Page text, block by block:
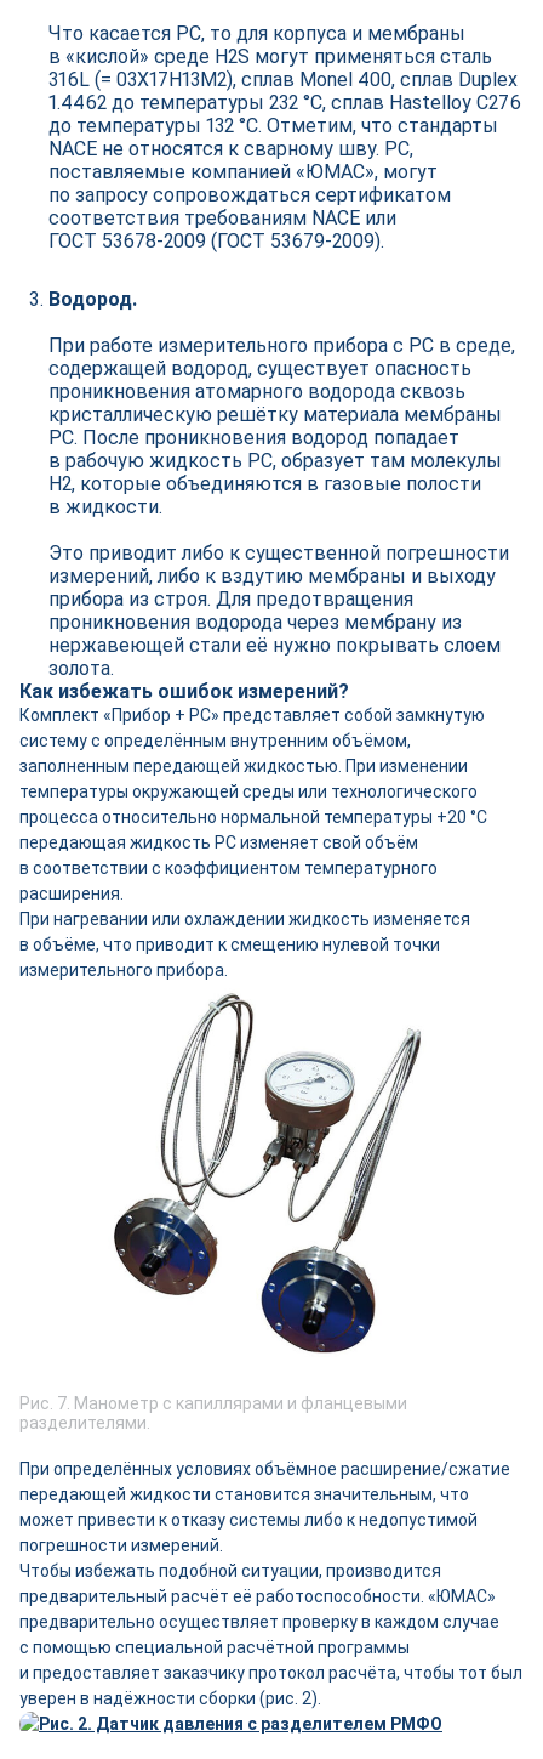
Что касается РС, то для корпуса и мембраны
в «кислой» среде H2S могут применяться сталь
316L (= 03Х17Н13М2), сплав Monel 400, сплав Duplex
1.4462 до температуры 232 °С, сплав Hastelloy C276
до температуры 132 °С. Отметим, что стандарты
NACE не относятся к сварному шву. РС,
поставляемые компанией «ЮМАС», могут
по запросу сопровождаться сертификатом
соответствия требованиям NACE или
ГОСТ 53678‑2009 (ГОСТ 53679‑2009).
Водород.
При работе измерительного прибора с РС в среде,
содержащей водород, существует опасность
проникновения атомарного водорода сквозь
кристаллическую решётку материала мембраны
РС. После проникновения водород попадает
в рабочую жидкость РС, образует там молекулы
H2, которые объединяются в газовые полости
в жидкости.
Это приводит либо к существенной погрешности
измерений, либо к вздутию мембраны и выходу
прибора из строя. Для предотвращения
проникновения водорода через мембрану из
нержавеющей стали её нужно покрывать слоем
золота.
Как избежать ошибок измерений?
Комплект «Прибор + РС» представляет собой замкнутую
систему с определённым внутренним объёмом,
заполненным передающей жидкостью. При изменении
температуры окружающей среды или технологического
процесса относительно нормальной температуры +20 °C
передающая жидкость РС изменяет свой объём
в соответствии с коэффициентом температурного
расширения.
При нагревании или охлаждении жидкость изменяется
в объёме, что приводит к смещению нулевой точки
измерительного прибора.
Рис. 7. Манометр с капиллярами и фланцевыми
разделителями.
При определённых условиях объёмное расширение/сжатие
передающей жидкости становится значительным, что
может привести к отказу системы либо к недопустимой
погрешности измерений.
Чтобы избежать подобной ситуации, производится
предварительный расчёт её работоспособности. «ЮМАС»
предварительно осуществляет проверку в каждом случае
с помощью специальной расчётной программы
и предоставляет заказчику протокол расчёта, чтобы тот был
уверен в надёжности сборки (рис. 2).